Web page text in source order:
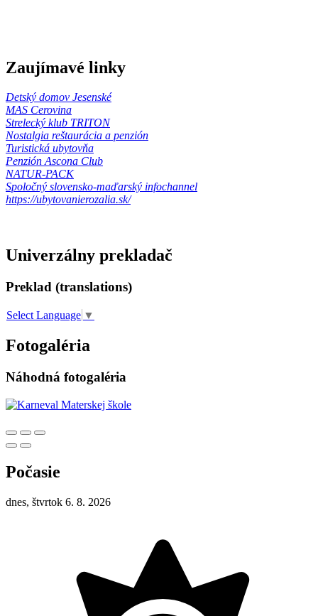
Zaujímavé linky
Detský domov Jesenské
MAS Cerovina
Strelecký klub TRITON
Nostalgia reštaurácia a penzión
Turistická ubytovňa
Penzión Ascona Club
NATUR-PACK
Spoločný slovensko-maďarský infochannel
https://ubytovanierozalia.sk/
Univerzálny prekladač
Preklad (translations)
Select Language ▼
Fotogaléria
Náhodná fotogaléria
Počasie
dnes, štvrtok 6. 8. 2026